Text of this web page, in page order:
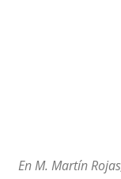
En M. Martín